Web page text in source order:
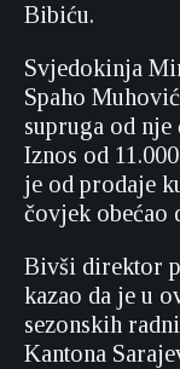
Bibiću.
Svjedokinja
Spaho
supruga od
Iznos od
je od prodaje
čovjek obećao
Bivši direktor
kazao da je u
sezonskih
Kantona